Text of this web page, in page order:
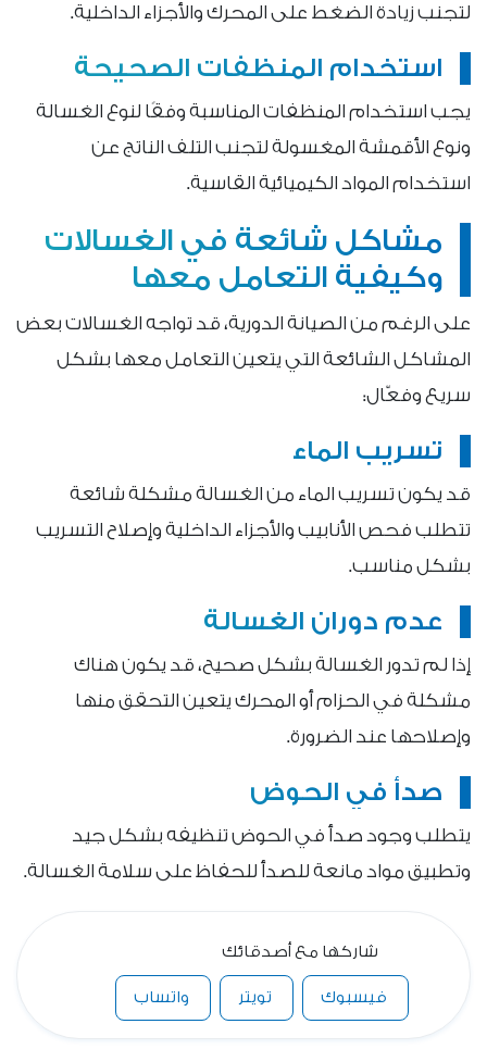
لتجنب زيادة الضغط على المحرك والأجزاء الداخلية.
استخدام المنظفات الصحيحة
يجب استخدام المنظفات المناسبة وفقًا لنوع الغسالة
ونوع الأقمشة المغسولة لتجنب التلف الناتج عن
استخدام المواد الكيميائية القاسية.
مشاكل شائعة في الغسالات
وكيفية التعامل معها
على الرغم من الصيانة الدورية، قد تواجه الغسالات بعض
المشاكل الشائعة التي يتعين التعامل معها بشكل
سريع وفعّال:
تسريب الماء
قد يكون تسريب الماء من الغسالة مشكلة شائعة
تتطلب فحص الأنابيب والأجزاء الداخلية وإصلاح التسريب
بشكل مناسب.
عدم دوران الغسالة
إذا لم تدور الغسالة بشكل صحيح، قد يكون هناك
مشكلة في الحزام أو المحرك يتعين التحقق منها
وإصلاحها عند الضرورة.
صدأ في الحوض
يتطلب وجود صدأ في الحوض تنظيفه بشكل جيد
وتطبيق مواد مانعة للصدأ للحفاظ على سلامة الغسالة.
شاركها مع أصدقائك
فيسبوك تويتر واتساب